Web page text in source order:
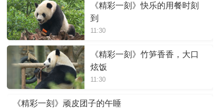
《精彩一刻》快乐的用餐时刻
到
11:30
《精彩一刻》竹笋香香，大口
炫饭
11:30
《精彩一刻》顽皮团子的午睡